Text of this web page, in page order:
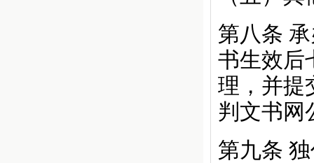
第八条
书生效后
理，并提
判文书网
第九条